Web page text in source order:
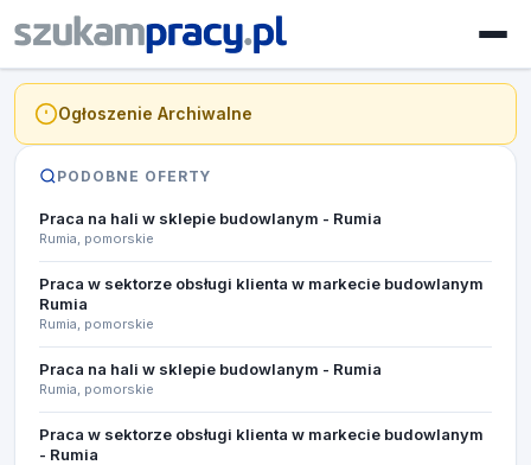
Ogłoszenie Archiwalne
PODOBNE OFERTY
Praca na hali w sklepie budowlanym - Rumia
Rumia, pomorskie
Praca w sektorze obsługi klienta w markecie budowlanym
Rumia
Rumia, pomorskie
Praca na hali w sklepie budowlanym - Rumia
Rumia, pomorskie
Praca w sektorze obsługi klienta w markecie budowlanym
- Rumia